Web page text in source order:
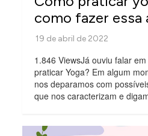
como fazer essa
1.846 ViewsJá ouviu falar
praticar Yoga? Em algum
nos deparamos com
que nos caracterizam e